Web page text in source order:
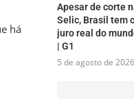
há
Apesar de corte
Selic, Brasil tem
juro real do
| G1
5 de agosto de 2026